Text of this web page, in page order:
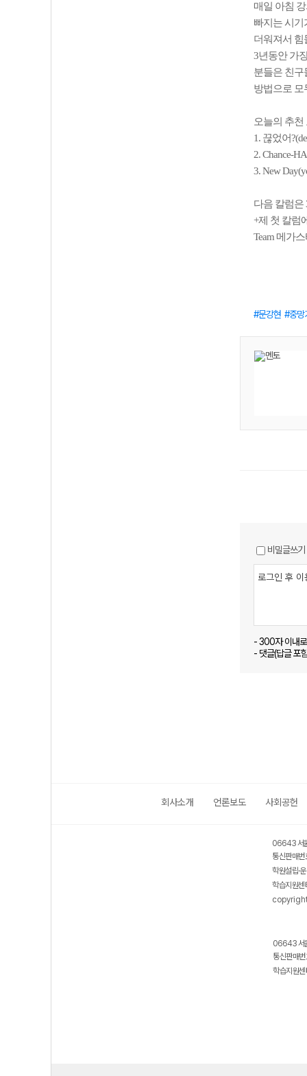
매일 아침
빠지는 시기
더워져서 힘
3년동안 가
분들은 친구
방법으로 모
오늘의 추
1. 끊었어
2. Chance-
3. New
다음 칼럼은
+제 첫 칼럼
Team 메가
문강현 중망
비밀글쓰기
- 300자 이내
- 댓글(답글 포
회사소개 언론보도 사회공헌
06643 서
통신판매
학원설립·
학습지원
06643 서
통신판매
학습지원